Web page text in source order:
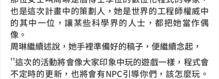
也是這次計畫中的策劃人，她是世界的工程師權威中
的其中一位，讓某些科學界的人士，都把她當作偶
像。
周琳繼續述說，她手裡準備好的稿子，便繼續念起，
''這次的活動將會像大家印象中玩的遊戲一樣，程式會
不定時的更新，也將會有NPC引導你們，該怎麼玩。